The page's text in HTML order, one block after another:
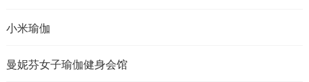
小米瑜伽
曼妮芬女子瑜伽健身会馆